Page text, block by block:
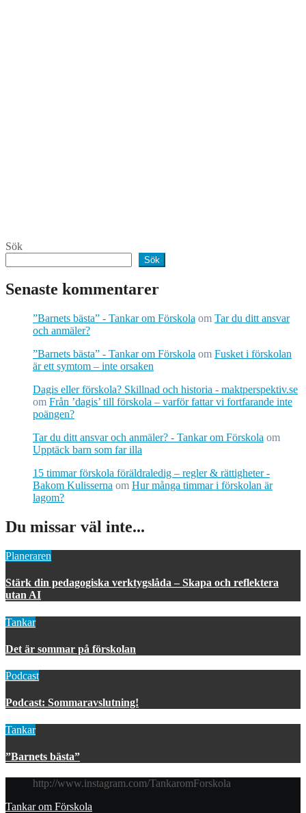
Sök
Sök
Senaste kommentarer
”Barnets bästa” - Tankar om Förskola om Tar du ditt ansvar
och anmäler?
”Barnets bästa” - Tankar om Förskola om Fusket i förskolan
är ett symtom – inte orsaken
Dagis eller förskola? Skillnad och historia - maktperspektiv.se
om Från ’dagis’ till förskola – varför fattar vi fortfarande inte
poängen?
Tar du ditt ansvar och anmäler? - Tankar om Förskola om
Upptäck barn som far illa
15 timmar förskola föräldraledig – regler & rättigheter -
Bakom Kulisserna om Hur många timmar i förskolan är
lagom?
Du missar väl inte...
Planeraren
Stärk din pedagogiska verktygslåda – Skapa och reflektera
utan AI
Tankar
Det är sommar på förskolan
Podcast
Podcast: Sommaravslutning!
Tankar
”Barnets bästa”
http://www.instagram.com/TankaromForskola
Tankar om Förskola